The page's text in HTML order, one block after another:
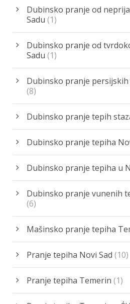
Dubinsko pranje od
Sadu (1)
Dubinsko pranje od
Sadu (1)
Dubinsko pranje
(8)
Dubinsko pranje tepih
Dubinsko pranje tepiha
Dubinsko pranje tepiha u
Dubinsko pranje vunenih
(6)
Mašinsko pranje tepiha
Pranje tepiha Novi Sad (10)
Pranje tepiha Temerin (1)